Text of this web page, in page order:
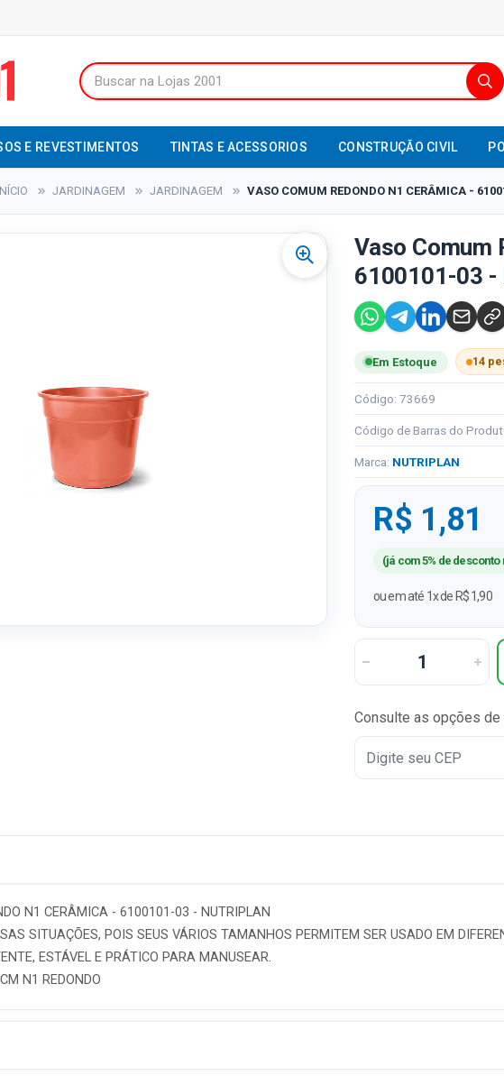
E REVESTIMENTOS TINTAS E ACESSORIOS CONSTRUÇÃO CIVIL
JARDINAGEM JARDINAGEM VASO COMUM REDONDO N1 CERÂMICA -
Vaso Comum
6100101-03
Em Estoque 14
Código: 73669
Código de Barras do
Marca: NUTRIPLAN
R$ 1,81
(já com 5% de desconto
ou em até 1x de R$ 1,90
Consulte as opções de
N1 CERÂMICA - 6100101-03 - NUTRIPLAN
SITUAÇÕES, POIS SEUS VÁRIOS TAMANHOS PERMITEM SER USADO EM
ESTÁVEL E PRÁTICO PARA MANUSEAR.
N1 REDONDO